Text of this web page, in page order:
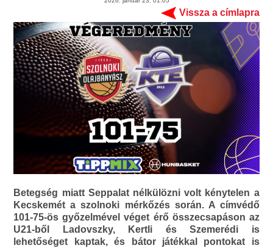
Vissza a címlapra
Betegség miatt Seppalat nélkülözni volt kénytelen a
Kecskemét a szolnoki mérkőzés során. A címvédő
101-75-ös győzelmével véget érő összecsapáson az
U21-ből Ladovszky, Kertli és Szemerédi is
lehetőséget kaptak, és bátor játékkal pontokat is